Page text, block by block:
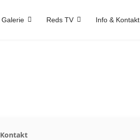
Galerie Reds TV Info & Kontakt
Kontakt